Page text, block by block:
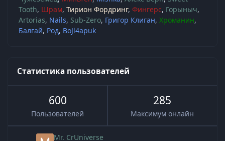
Tooth Шрам Тирион Фордринг Фингерс Горыныч
Artorias Nails Sub-Zero Григор Клиган Хроманин
Балгай Род BoJl4apuk
Статистика пользователей
600
Пользователей
285
Максимум онлайн
Mr. CrUniverse